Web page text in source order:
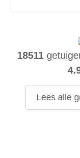
18511
Lees alle